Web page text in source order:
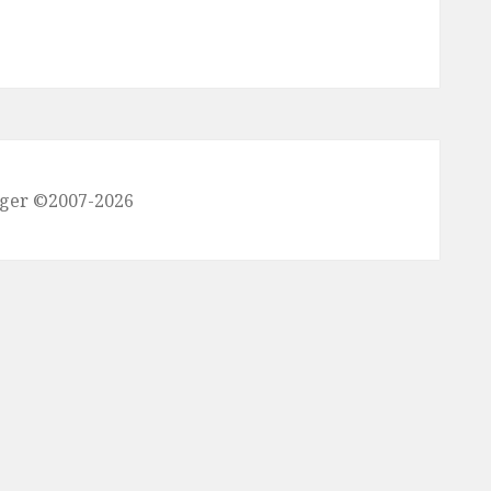
©2007-2026